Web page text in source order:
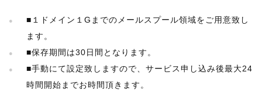
■１ドメイン１Gまでのメールスプール領域をご用意致し
ます。
■保存期間は30日間となります。
■手動にて設定致しますので、サービス申し込み後最大24
時間開始までお時間頂きます。